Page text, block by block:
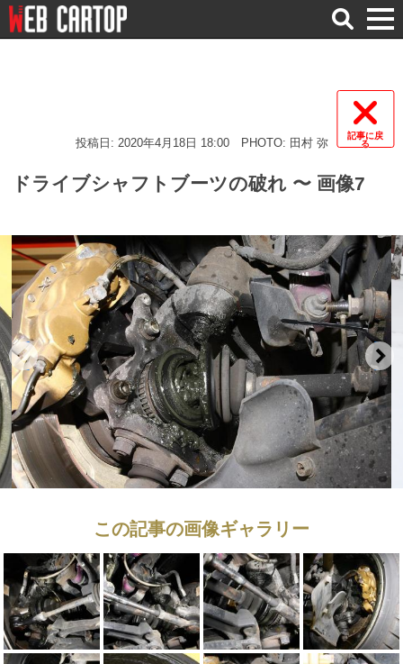
検
索
記事に戻
る
投稿日: 2020年4月18日 18:00 PHOTO: 田村 弥
ドライブシャフトブーツの破れ 〜 画像7
この記事の画像ギャラリー